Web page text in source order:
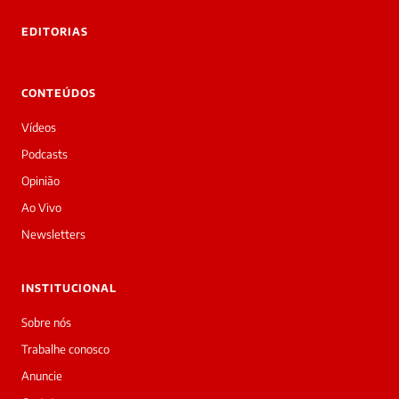
Boa
tarde!
Sou
a
daqui
do
Prime.
Priscila
Livia
acabou
de
cobrir
EDITORIAS
CONTEÚDOS
Vídeos
Podcasts
Opinião
Ao Vivo
Newsletters
INSTITUCIONAL
Sobre nós
Trabalhe conosco
Anuncie